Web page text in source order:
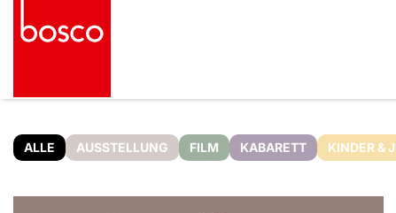
ALLE AUSSTELLUNG FILM KABARETT KINDER &